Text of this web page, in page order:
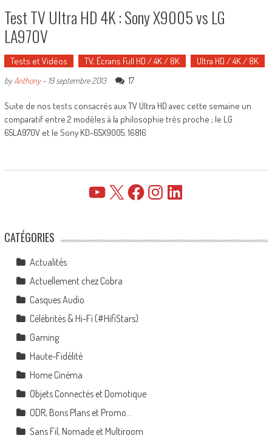
Test TV Ultra HD 4K : Sony X9005 vs LG
LA970V
Tests et Vidéos TV, Écrans Full HD / 4K / 8K Ultra HD / 4K / 8K
byAnthony- 19 septembre 2013 17
Suite de nos tests consacrés aux TV Ultra HD avec cette semaine un
comparatif entre 2 modèles à la philosophie très proche ; le LG
65LA970V et le Sony KD-65X9005. 16816
YouTube FacebookInstagramLinkedIn
CATÉGORIES
Actualités
Actuellement chez Cobra
Casques Audio
Célébrités & Hi-Fi (#HifiStars)
Gaming
Haute-Fidélité
Home Cinéma
Objets Connectés et Domotique
ODR, Bons Plans et Promo…
Sans Fil, Nomade et Multiroom